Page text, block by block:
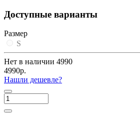
Доступные варианты
Размер
S
Нет в наличии 4990
4990р.
Нашли дешевле?